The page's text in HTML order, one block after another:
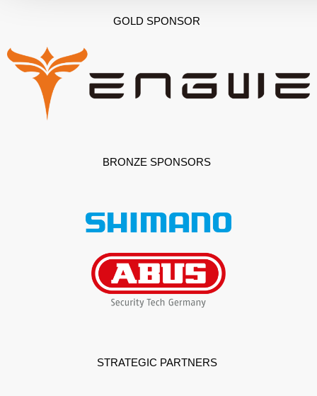
GOLD SPONSOR
BRONZE SPONSORS
STRATEGIC PARTNERS